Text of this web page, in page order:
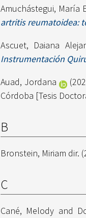
Amuchástegui, María
artritis reumatoidea:
Ascuet, Daiana
Instrumentación
Auad, Jordana
Córdoba [Tesis
B
Bronstein, Miriam dir.
C
Cané, Melody and